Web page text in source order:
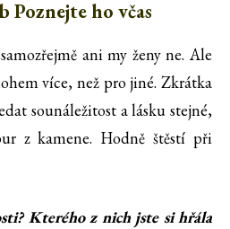
Poznejte ho včas
ani my ženy ne. Ale
více, než pro jiné. Zkrátka
sounáležitost a lásku stejné,
z kamene. Hodně štěstí při
Kterého z nich jste si hřála